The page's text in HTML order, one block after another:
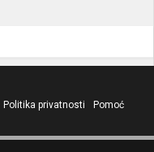
Politika privatnosti
Pomoć